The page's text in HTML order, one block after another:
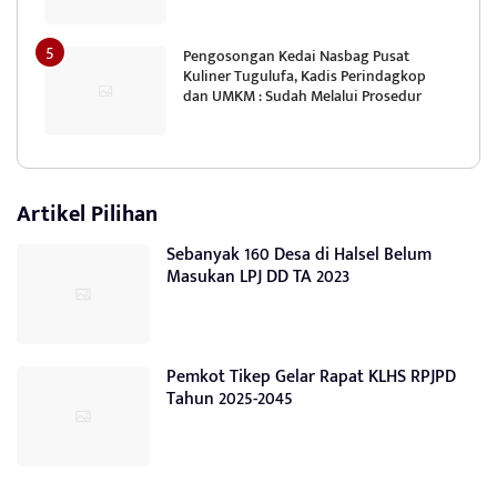
Pengosongan Kedai Nasbag Pusat
Kuliner Tugulufa, Kadis Perindagkop
dan UMKM : Sudah Melalui Prosedur
Artikel Pilihan
Sebanyak 160 Desa di Halsel Belum
Masukan LPJ DD TA 2023
Pemkot Tikep Gelar Rapat KLHS RPJPD
Tahun 2025-2045